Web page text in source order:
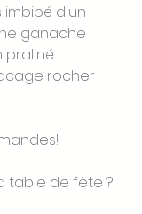
imbibé d'un
ganache
praliné
rocher
table de fête ?